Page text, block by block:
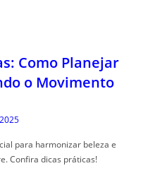
Como Planejar
o Movimento
para harmonizar beleza e
Confira dicas práticas!